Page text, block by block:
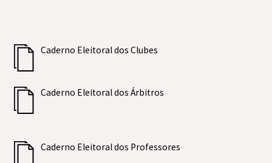
Caderno Eleitoral dos Clubes
Caderno Eleitoral dos Árbitros
Caderno Eleitoral dos Professores